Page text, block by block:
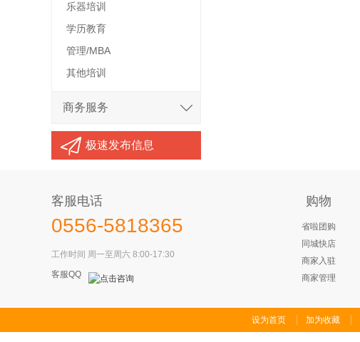
乐器培训
学历教育
管理/MBA
其他培训
商务服务
极速发布信息
客服电话
0556-5818365
工作时间 周一至周六 8:00-17:30
客服QQ
购物
省啦团购
同城快店
商家入驻
商家管理
设为首页 加为收藏